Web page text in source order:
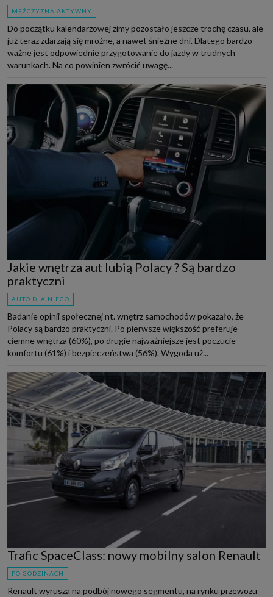
MĘŻCZYZNA AKTYWNY
Do początku kalendarzowej zimy pozostało jeszcze trochę czasu, ale
już teraz zdarzają się mroźne, a nawet śnieżne dni. Dlatego bardzo
ważne jest odpowiednie przygotowanie do jazdy w trudnych
warunkach. Na co powinien zwrócić uwagę...
Jakie wnętrza aut lubią Polacy ? Są bardzo
praktyczni
AUTO DLA NIEGO
Badanie opinii społecznej nt. wnętrz samochodów pokazało, że
Polacy są bardzo praktyczni. Po pierwsze większość preferuje
ciemne wnętrza (60%), po drugie najważniejsze jest poczucie
komfortu (61%) i bezpieczeństwa (56%). Wygoda uż...
Trafic SpaceClass: nowy mobilny salon Renault
PO GODZINACH
Renault wyrusza na podbój nowego segmentu, na rynku przewozu